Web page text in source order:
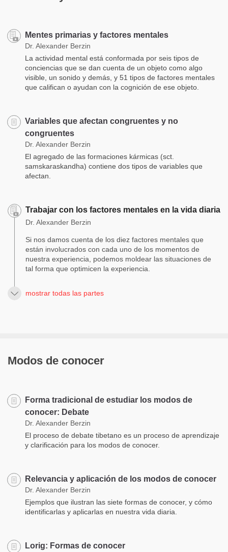
Mentes primarias y factores mentales
Dr. Alexander Berzin
La actividad mental está conformada por seis tipos de
conciencias que se dan cuenta de un objeto como algo
visible, un sonido y demás, y 51 tipos de factores mentales
que califican o ayudan con la cognición de ese objeto.
Variables que afectan congruentes y no
congruentes
Dr. Alexander Berzin
El agregado de las formaciones kármicas (sct.
samskaraskandha) contiene dos tipos de variables que
afectan.
Trabajar con los factores mentales en la vida diaria
Dr. Alexander Berzin
Si nos damos cuenta de los diez factores mentales que
están involucrados con cada uno de los momentos de
nuestra experiencia, podemos moldear las situaciones de
tal forma que optimicen la experiencia.
mostrar todas las partes
Modos de conocer
Forma tradicional de estudiar los modos de
conocer: Debate
Dr. Alexander Berzin
El proceso de debate tibetano es un proceso de aprendizaje
y clarificación para los modos de conocer.
Relevancia y aplicación de los modos de conocer
Dr. Alexander Berzin
Ejemplos que ilustran las siete formas de conocer, y cómo
identificarlas y aplicarlas en nuestra vida diaria.
Lorig: Formas de conocer